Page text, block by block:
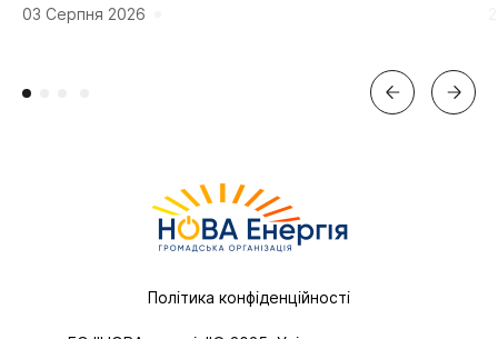
мешканців. «Мальовнича природа», «працьовиті люди»,
«багата історія» та «вигідне...
03 Серпня 2026
Політика конфіденційності